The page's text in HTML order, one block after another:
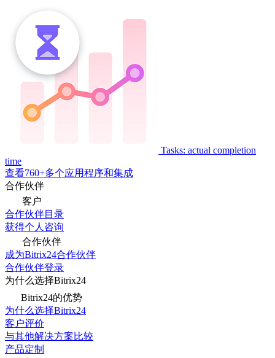
Tasks: actual completion
time
查看760+多个应用程序和集成
合作伙伴
客户
合作伙伴目录
获得个人咨询
合作伙伴
成为Bitrix24合作伙伴
合作伙伴登录
为什么选择Bitrix24
Bitrix24的优势
为什么选择Bitrix24
客户评价
与其他解决方案比较
产品定制